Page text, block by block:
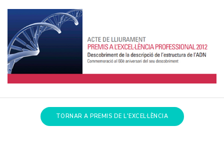
TORNAR A PREMIS DE L'EXCEL·LÈNCIA